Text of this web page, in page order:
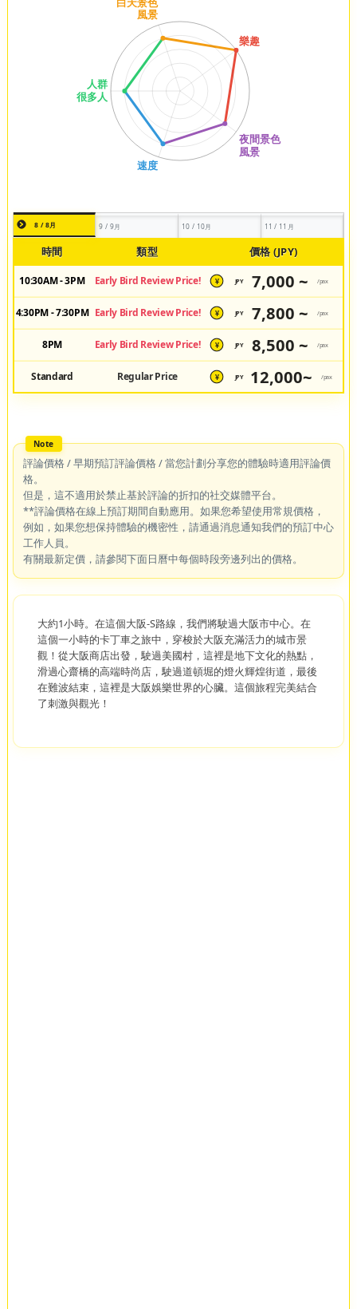
8 / 8月 9 / 9月 10 / 10月 11 / 11月
時間 類型 價格 (JPY)
10:30AM - 3PM Early Bird Review Price! ¥ JPY 7,000 ~ /pax
4:30PM - 7:30PM Early Bird Review Price! ¥ JPY 7,800 ~ /pax
8PM Early Bird Review Price! ¥ JPY 8,500 ~ /pax
Standard Regular Price ¥ JPY 12,000~ /pax
評論價格 / 早期預訂評論價格 / 當您計劃分享您的體驗時適用評論價
格。
但是，這不適用於禁止基於評論的折扣的社交媒體平台。
**評論價格在線上預訂期間自動應用。如果您希望使用常規價格，
例如，如果您想保持體驗的機密性，請通過消息通知我們的預訂中心
工作人員。
有關最新定價，請參閱下面日曆中每個時段旁邊列出的價格。
大約1小時。在這個大阪-S路線，我們將駛過大阪市中心。在
這個一小時的卡丁車之旅中，穿梭於大阪充滿活力的城市景
觀！從大阪商店出發，駛過美國村，這裡是地下文化的熱點，
滑過心齋橋的高端時尚店，駛過道頓堀的燈火輝煌街道，最後
在難波結束，這裡是大阪娛樂世界的心臟。這個旅程完美結合
了刺激與觀光！